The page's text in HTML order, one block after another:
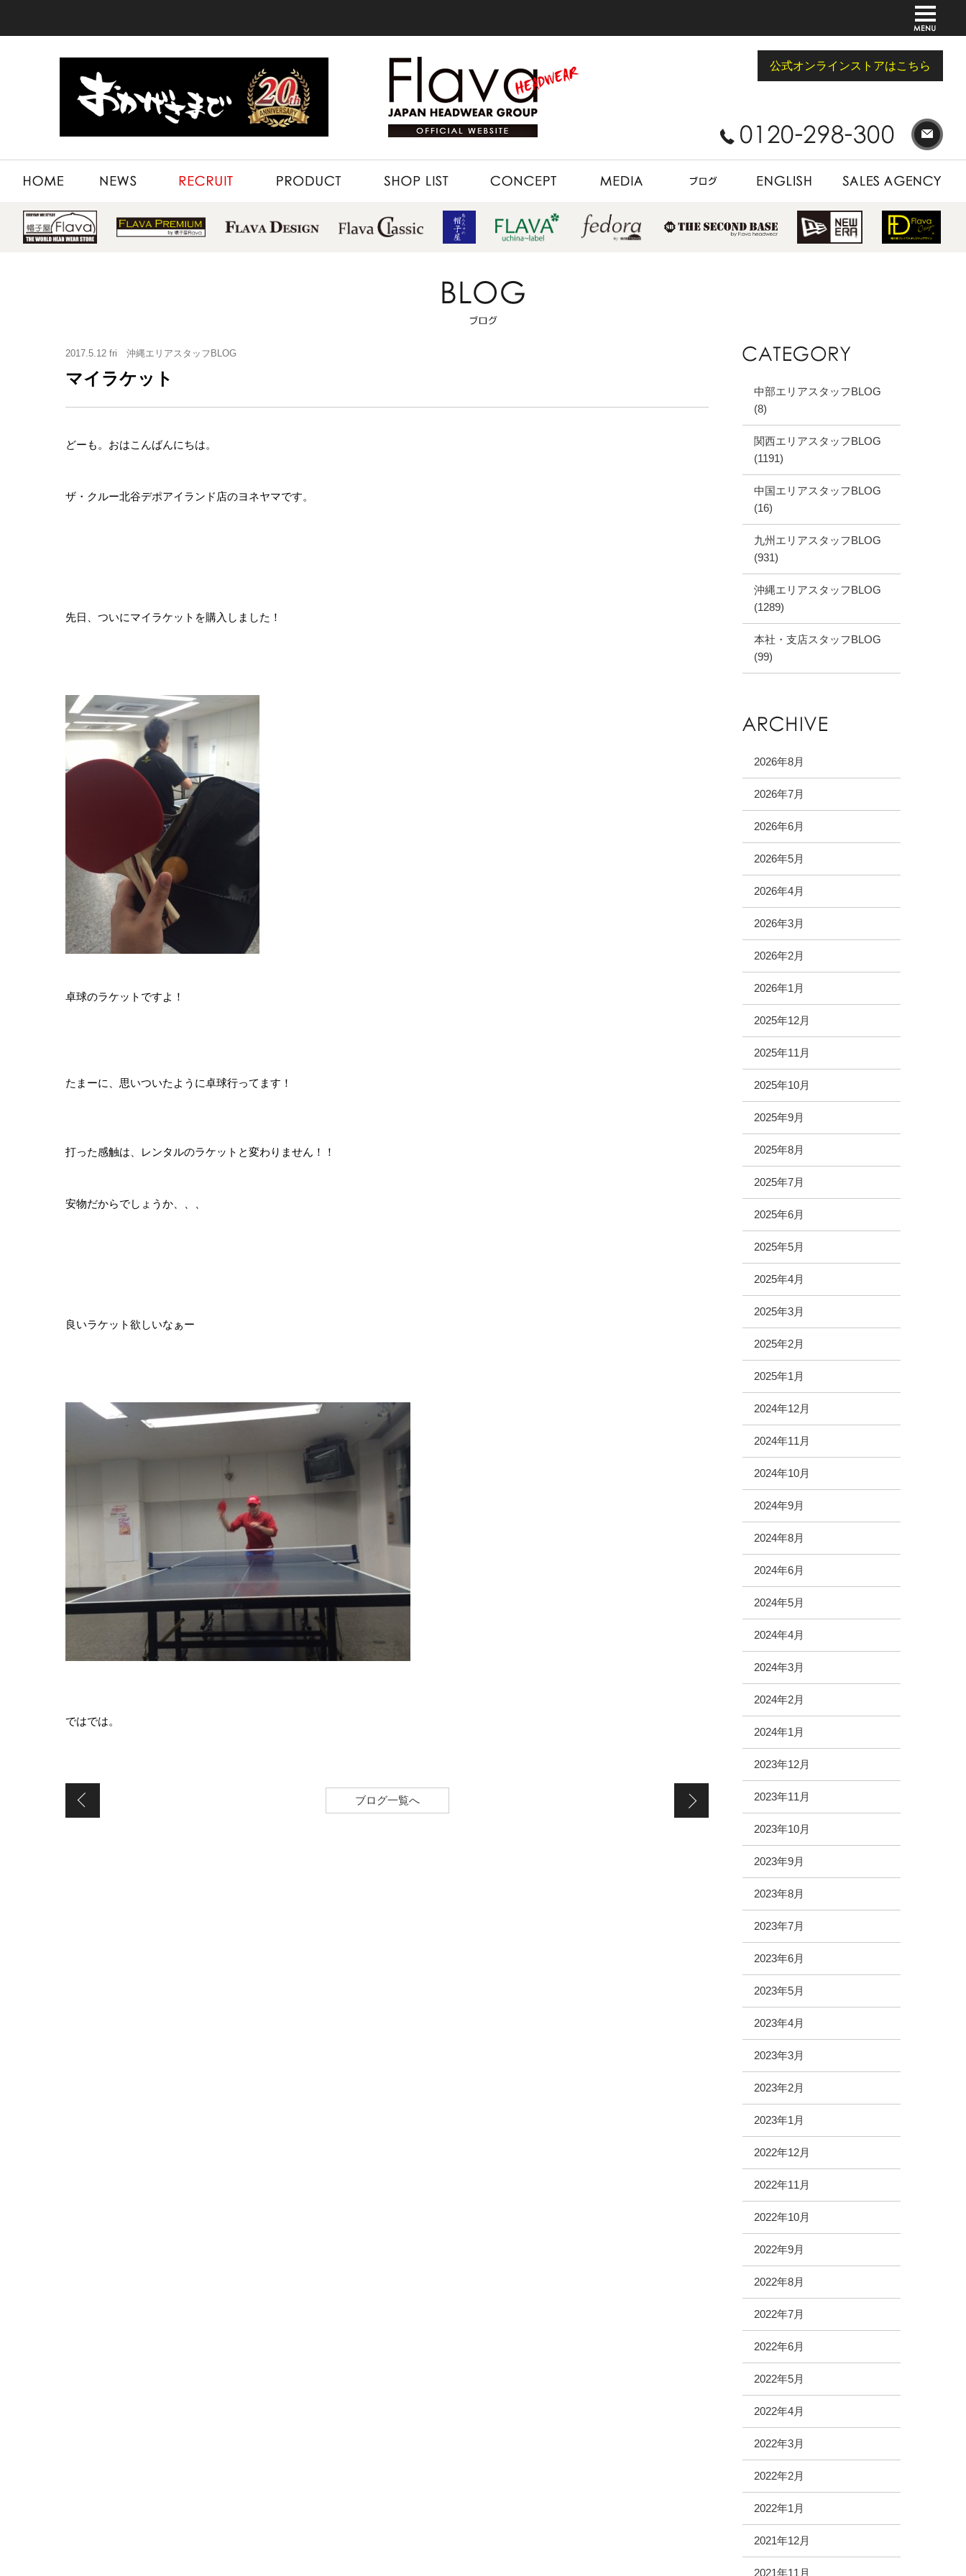
公式オンラインストアはこちら
2017.5.12 fri 沖縄エリアスタッフBLOG
マイラケット
どーも。おはこんばんにちは。
ザ・クルー北谷デポアイランド店のヨネヤマです。
先日、ついにマイラケットを購入しました！
卓球のラケットですよ！
たまーに、思いついたように卓球行ってます！
打った感触は、レンタルのラケットと変わりません！！
安物だからでしょうか、、、
良いラケット欲しいなぁー
ではでは。
ブログ一覧へ
ベリーの休日。
中部エリアスタッフBLOG
(8)
関西エリアスタッフBLOG
(1191)
中国エリアスタッフBLOG
(16)
九州エリアスタッフBLOG
(931)
沖縄エリアスタッフBLOG
(1289)
本社・支店スタッフBLOG
(99)
2026年8月
2026年7月
2026年6月
2026年5月
2026年4月
2026年3月
2026年2月
2026年1月
2025年12月
2025年11月
2025年10月
2025年9月
2025年8月
2025年7月
2025年6月
2025年5月
2025年4月
2025年3月
2025年2月
2025年1月
2024年12月
2024年11月
2024年10月
2024年9月
2024年8月
2024年6月
2024年5月
2024年4月
2024年3月
2024年2月
2024年1月
2023年12月
2023年11月
2023年10月
2023年9月
2023年8月
2023年7月
2023年6月
2023年5月
2023年4月
2023年3月
2023年2月
2023年1月
2022年12月
2022年11月
2022年10月
2022年9月
2022年8月
2022年7月
2022年6月
2022年5月
2022年4月
2022年3月
2022年2月
2022年1月
2021年12月
2021年11月